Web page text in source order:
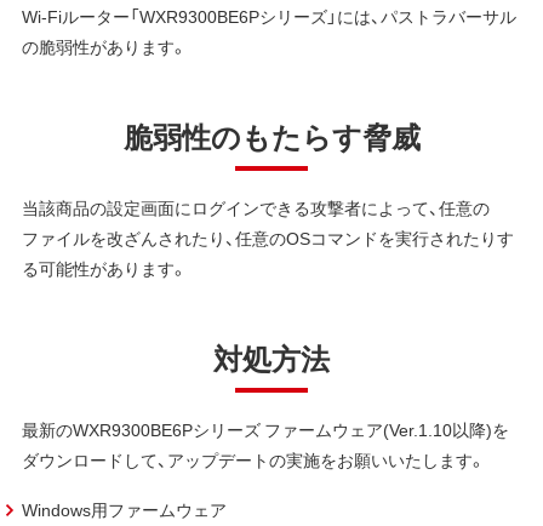
Wi-Fiルーター「WXR9300BE6Pシリーズ」には、パストラバーサル
の脆弱性があります。
脆弱性のもたらす脅威
当該商品の設定画⾯にログインできる攻撃者によって、任意の
ファイルを改ざんされたり、任意のOSコマンドを実⾏されたりす
る可能性があります。
対処方法
最新のWXR9300BE6Pシリーズ ファームウェア(Ver.1.10以降)を
ダウンロードして、アップデートの実施をお願いいたします。
Windows用ファームウェア